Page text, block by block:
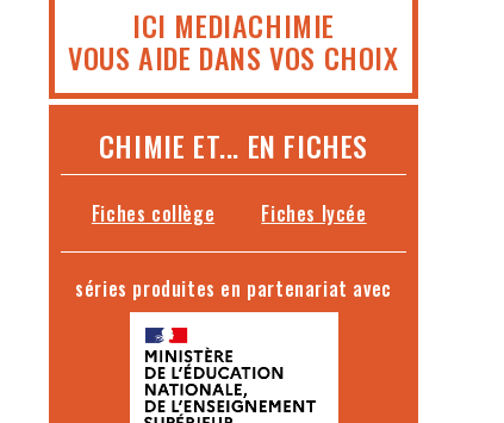
ICI MEDIACHIMIE
VOUS AIDE DANS VOS CHOIX
CHIMIE ET... EN FICHES
Fiches collège Fiches lycée
séries produites en partenariat avec